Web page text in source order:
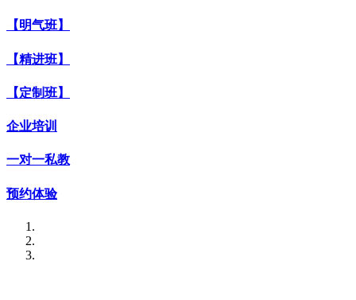
【明气班】
【精进班】
【定制班】
企业培训
一对一私教
预约体验